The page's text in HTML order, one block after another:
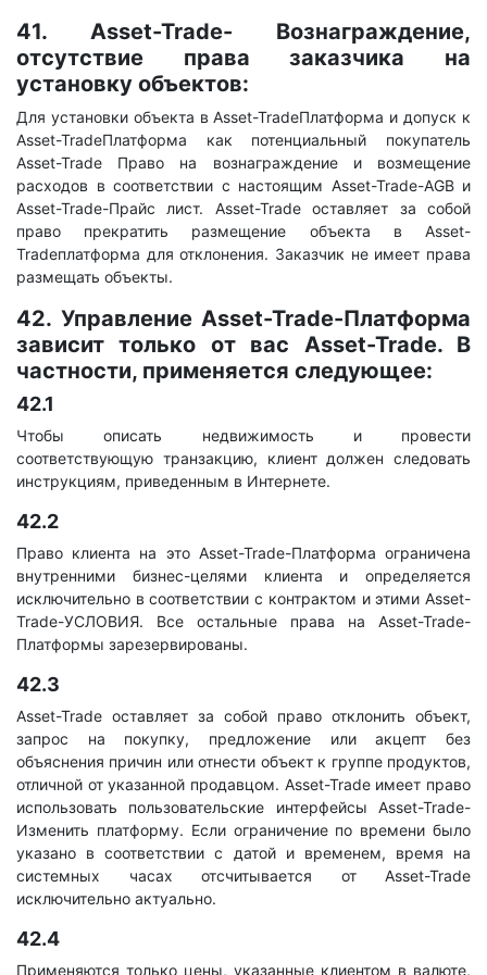
41. Asset-Trade- Вознаграждение,
отсутствие права заказчика на
установку объектов:
Для установки объекта в Asset-TradeПлатформа и допуск к
Asset-TradeПлатформа как потенциальный покупатель
Asset-Trade Право на вознаграждение и возмещение
расходов в соответствии с настоящим Asset-Trade-AGB и
Asset-Trade-Прайс лист. Asset-Trade оставляет за собой
право прекратить размещение объекта в Asset-
Tradeплатформа для отклонения. Заказчик не имеет права
размещать объекты.
42. Управление Asset-Trade-Платформа
зависит только от вас Asset-Trade. В
частности, применяется следующее:
42.1
Чтобы описать недвижимость и провести
соответствующую транзакцию, клиент должен следовать
инструкциям, приведенным в Интернете.
42.2
Право клиента на это Asset-Trade-Платформа ограничена
внутренними бизнес-целями клиента и определяется
исключительно в соответствии с контрактом и этими Asset-
Trade-УСЛОВИЯ. Все остальные права на Asset-Trade-
Платформы зарезервированы.
42.3
Asset-Trade оставляет за собой право отклонить объект,
запрос на покупку, предложение или акцепт без
объяснения причин или отнести объект к группе продуктов,
отличной от указанной продавцом. Asset-Trade имеет право
использовать пользовательские интерфейсы Asset-Trade-
Изменить платформу. Если ограничение по времени было
указано в соответствии с датой и временем, время на
системных часах отсчитывается от Asset-Trade
исключительно актуально.
42.4
Применяются только цены, указанные клиентом в валюте,